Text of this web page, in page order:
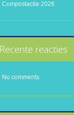
Compostactie 2026
Recente reacties
No comments.